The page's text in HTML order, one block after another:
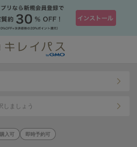
しましょう
入可 即時予約可